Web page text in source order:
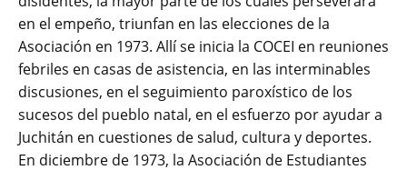
en el empeño, triunfan en las elecciones de la
Asociación en 1973. Allí se inicia la COCEI en reuniones
febriles en casas de asistencia, en las interminables
discusiones, en el seguimiento paroxístico de los
sucesos del pueblo natal, en el esfuerzo por ayudar a
Juchitán en cuestiones de salud, cultura y deportes.
En diciembre de 1973, la Asociación de Estudiantes